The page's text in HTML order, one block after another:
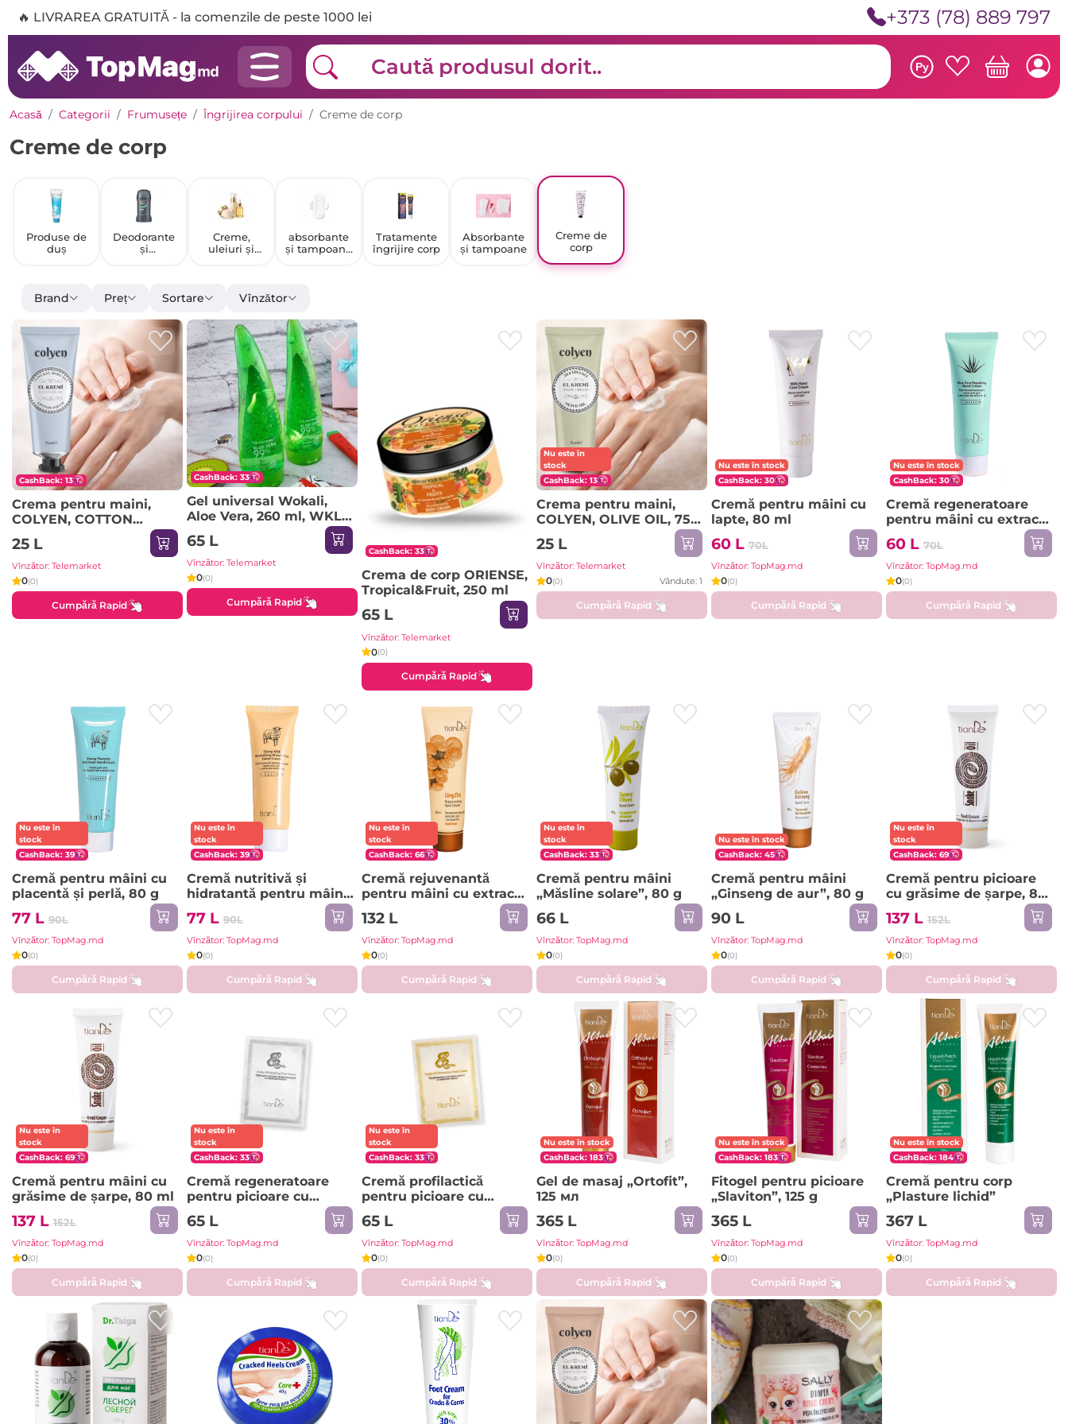
🔥 LIVRAREA GRATUITĂ - la comenzile de peste 1000 lei +373 (78) 889 797
Ру
Acasă Categorii Frumusețe Îngrijirea corpului Creme de corp
Creme de corp
Produse de
duș
Deodorante
și
Creme,
uleiuri și
absorbante
și tampoane
Tratamente
îngrijire corp
Absorbante
și tampoane
Creme de
corp
Brand Preț Sortare Vînzător
CashBack: 13
Crema pentru maini,
COLYEN, COTTON
TOUCH, 75 ml
25 L
Vînzător: Telemarket
0(0)
Cumpără Rapid
CashBack: 33
Gel universal Wokali,
Aloe Vera, 260 ml, WKL-
65 L
Vînzător: Telemarket
0(0)
Cumpără Rapid
CashBack: 33
Crema de corp ORIENSE,
Tropical&Fruit, 250 ml
65 L
Vînzător: Telemarket
0(0)
Cumpără Rapid
Nu este în
stock
CashBack: 13
Crema pentru maini,
COLYEN, OLIVE OIL, 75
ml
25 L
Vînzător: Telemarket
0(0) Vândute: 1
Cumpără Rapid
Nu este în stock
CashBack: 30
Cremă pentru mâini cu
lapte, 80 ml
60 L 70L
Vînzător: TopMag.md
0(0)
Cumpără Rapid
Nu este în stock
CashBack: 30
Cremă regeneratoare
pentru mâini cu extract
de aloe vera, 80 ml
60 L 70L
Vînzător: TopMag.md
0(0)
Cumpără Rapid
Nu este în
stock
CashBack: 39
Cremă pentru mâini cu
placentă și perlă, 80 g
77 L 90L
Vînzător: TopMag.md
0(0)
Cumpără Rapid
Nu este în
stock
CashBack: 39
Cremă nutritivă și
hidratantă pentru mâini
cu lapte de oaie, 80 ml
77 L 90L
Vînzător: TopMag.md
0(0)
Cumpără Rapid
Nu este în
stock
CashBack: 66
Cremă rejuvenantă
pentru mâini cu extract
132 L
Vînzător: TopMag.md
0(0)
Cumpără Rapid
Nu este în
stock
CashBack: 33
Cremă pentru mâini
„Măsline solare”, 80 g
66 L
Vînzător: TopMag.md
0(0)
Cumpără Rapid
Nu este în stock
CashBack: 45
Cremă pentru mâini
„Ginseng de aur”, 80 g
90 L
Vînzător: TopMag.md
0(0)
Cumpără Rapid
Nu este în
stock
CashBack: 69
Cremă pentru picioare
cu grăsime de șarpe, 80
137 L 152L
Vînzător: TopMag.md
0(0)
Cumpără Rapid
Nu este în
stock
CashBack: 69
Cremă pentru mâini cu
grăsime de șarpe, 80 ml
137 L 152L
Vînzător: TopMag.md
0(0)
Cumpără Rapid
Nu este în
stock
CashBack: 33
Cremă regeneratoare
pentru picioare cu
grăsime de șarpe, 30 g
65 L
Vînzător: TopMag.md
0(0)
Cumpără Rapid
Nu este în
stock
CashBack: 33
Cremă profilactică
pentru picioare cu
grăsime de șarpe, 30 g
65 L
Vînzător: TopMag.md
0(0)
Cumpără Rapid
Nu este în stock
CashBack: 183
Gel de masaj „Ortofit”,
125 мл
365 L
Vînzător: TopMag.md
0(0)
Cumpără Rapid
Nu este în stock
CashBack: 183
Fitogel pentru picioare
„Slaviton”, 125 g
365 L
Vînzător: TopMag.md
0(0)
Cumpără Rapid
Nu este în stock
CashBack: 184
Cremă pentru corp
„Plasture lichid”
367 L
Vînzător: TopMag.md
0(0)
Cumpără Rapid